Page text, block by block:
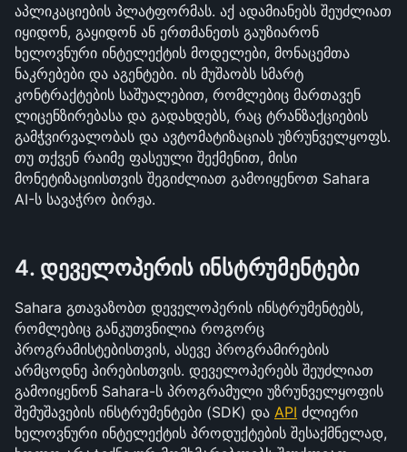
აპლიკაციების პლატფორმას. აქ ადამიანებს შეუძლიათ
იყიდონ, გაყიდონ ან ერთმანეთს გაუზიარონ
ხელოვნური ინტელექტის მოდელები, მონაცემთა
ნაკრებები და აგენტები. ის მუშაობს სმარტ
კონტრაქტების საშუალებით, რომლებიც მართავენ
ლიცენზირებასა და გადახდებს, რაც ტრანზაქციების
გამჭვირვალობას და ავტომატიზაციას უზრუნველყოფს.
თუ თქვენ რაიმე ფასეული შექმენით, მისი
მონეტიზაციისთვის შეგიძლიათ გამოიყენოთ Sahara
AI-ს სავაჭრო ბირჟა.
4. დეველოპერის ინსტრუმენტები
Sahara გთავაზობთ დეველოპერის ინსტრუმენტებს,
რომლებიც განკუთვნილია როგორც
პროგრამისტებისთვის, ასევე პროგრამირების
არმცოდნე პირებისთვის. დეველოპერებს შეუძლიათ
გამოიყენონ Sahara-ს პროგრამული უზრუნველყოფის
შემუშავების ინსტრუმენტები (SDK) და API ძლიერი
ხელოვნური ინტელექტის პროდუქტების შესაქმნელად,